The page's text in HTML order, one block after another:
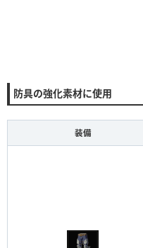
防具の強化素材に使用
装備